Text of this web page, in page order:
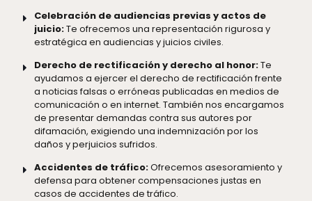
Celebración de audiencias previas y actos de
juicio:Te ofrecemos una representación rigurosa y
estratégica en audiencias y juicios civiles.
Derecho de rectificación y derecho al honor:Te
ayudamos a ejercer el derecho de rectificación frente
a noticias falsas o erróneas publicadas en medios de
comunicación o en internet. También nos encargamos
de presentar demandas contra sus autores por
difamación, exigiendo una indemnización por los
daños y perjuicios sufridos.
Accidentes de tráfico:Ofrecemos asesoramiento y
defensa para obtener compensaciones justas en
casos de accidentes de tráfico.